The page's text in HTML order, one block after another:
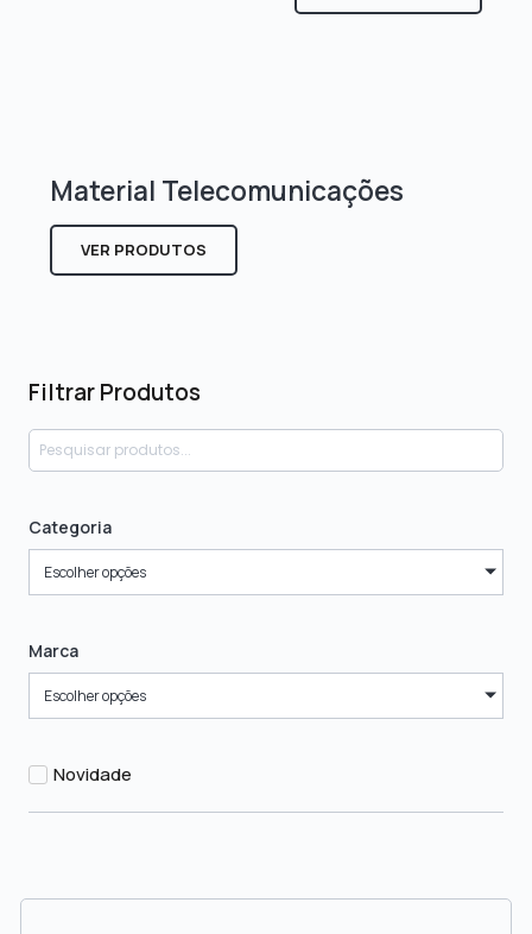
Filtrar Produtos
Categoria
Escolher opções
Marca
Escolher opções
Novidade
Material Telecomunicações
VER PRODUTOS